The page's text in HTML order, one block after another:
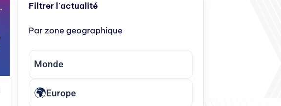
Filtrer l'actualité
Par zone geographique
Monde
Europe